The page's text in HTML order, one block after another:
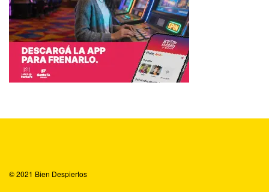
© 2021 Bien Despiertos